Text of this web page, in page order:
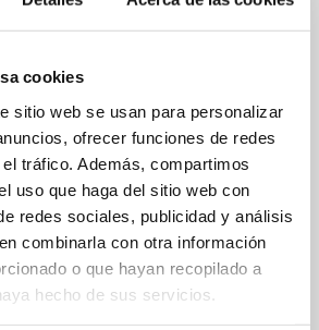
cookies
sitio web se usan para personalizar
ofrecer funciones de redes
tráfico. Además, compartimos
uso que haga del sitio web con
redes sociales, publicidad y análisis
combinarla con otra información
o que hayan recopilado a
hecho de sus servicios.